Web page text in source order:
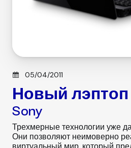
Posted on
05/04/2011
Новый лэптоп
Sony
Трехмерные технологии уже
Они позволяют неимоверно